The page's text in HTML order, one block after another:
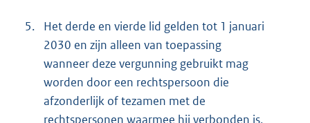
5.
Het derde en vierde lid gelden tot 1 januari
2030 en zijn alleen van toepassing
wanneer deze vergunning gebruikt mag
worden door een rechtspersoon die
afzonderlijk of tezamen met de
rechtspersonen waarmee hij verbonden is,